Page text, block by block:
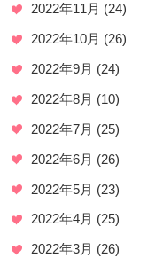
2022年11月 (24)
2022年10月 (26)
2022年9月 (24)
2022年8月 (10)
2022年7月 (25)
2022年6月 (26)
2022年5月 (23)
2022年4月 (25)
2022年3月 (26)